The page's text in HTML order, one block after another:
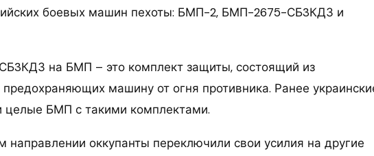
боевых машин пехоты: БМП-2, БМП-2675-СБ3КДЗ и
на БМП – это комплект защиты, состоящий из
машину от огня противника. Ранее
целые БМП с такими комплектами.
направлении оккупанты переключили свои усилия на другие